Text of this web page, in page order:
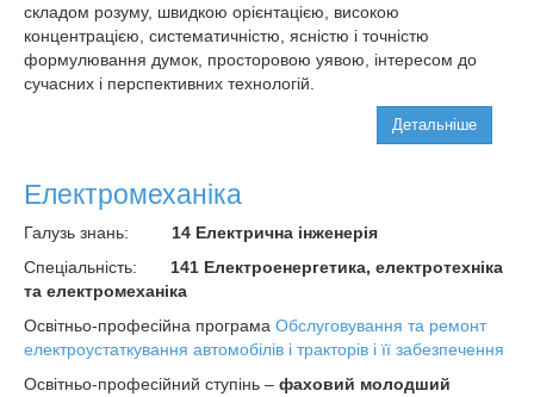
складом розуму, швидкою орієнтацією, високою
концентрацією, систематичністю, ясністю і точністю
формулювання думок, просторовою уявою, інтересом до
сучасних і перспективних технологій.
Детальніше
Електромеханіка
Галузь знань: 14 Електрична інженерія
Спеціальність:
141 Електроенергетика, електротехніка
та електромеханіка
Освітньо-професійна програма Обслуговування та ремонт
електроустаткування автомобілів і тракторів і її забезпечення
Освітньо-професійний ступінь – фаховий молодший